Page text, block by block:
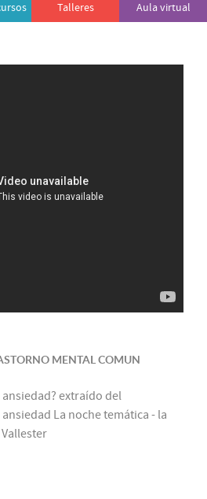
Talleres Aula virtual
MENTAL COMUN
extraído del
La noche temática - la